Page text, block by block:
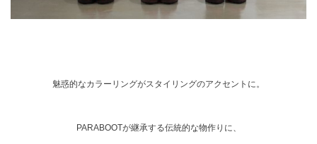
魅惑的なカラーリングがスタイリングのアクセントに。
PARABOOTが継承する伝統的な物作りに、